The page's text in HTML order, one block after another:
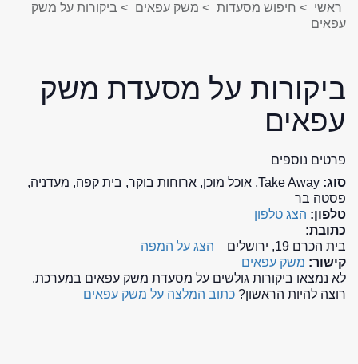
ראשי > חיפוש מסעדות > משק עפאים > ביקורות על משק
עפאים
ביקורות על מסעדת משק
עפאים
פרטים נוספים
סוג:
Take Away, אוכל מוכן, ארוחות בוקר, בית קפה, מעדניה,
פסטה בר
טלפון: הצג טלפון
כתובת:
בית הכרם 19, ירושלים
הצג על המפה
קישור: משק עפאים
לא נמצאו ביקורות גולשים על מסעדת משק עפאים במערכת.
רוצה להיות הראשון? כתוב המלצה על משק עפאים